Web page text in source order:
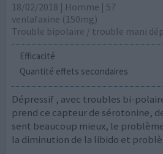
18/02/2018 | Homme | 57
venlafaxine (150mg)
Trouble bipolaire / trouble mani
Efficacité
Quantité effets secondaires
Dépressif , avec troubles bi-
prend ce capteur de sérotonine,
sent beaucoup mieux, le
la diminution de la libido et